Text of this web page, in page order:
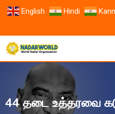
English Hindi
44 தடை உத்தரவை